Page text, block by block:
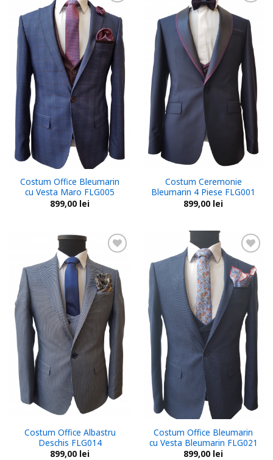
Add to
wishlist
Costum Office Bleumarin
cu Vesta Maro FLG005
899,00 lei
wishlist
Costum Ceremonie
Bleumarin 4 Piese FLG001
899,00 lei
wishlist
Costum Office Albastru
Deschis FLG014
899,00 lei
Add to
wishlist
Costum Office Bleumarin
cu Vesta Bleumarin FLG021
899,00 lei